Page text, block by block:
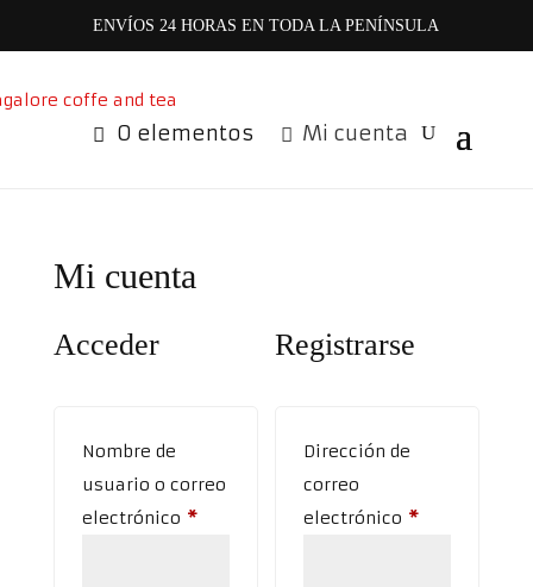
ENVÍOS 24 HORAS EN TODA LA PENÍNSULA
0 elementos Mi cuenta
Mi cuenta
Acceder
Nombre de
usuario o correo
electrónico *Obligatorio
Registrarse
Dirección de
correo
electrónico *Obligatorio